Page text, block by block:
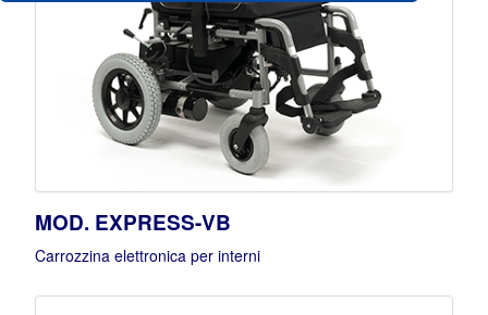
MOD. EXPRESS-VB
Carrozzina elettronica per interni